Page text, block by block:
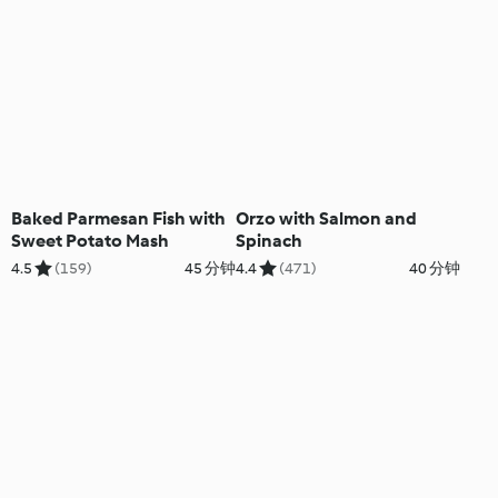
Baked Parmesan Fish with
Sweet Potato Mash
4.5 (159) 45 分钟
Orzo with Salmon and
Spinach
4.4 (471) 40 分钟